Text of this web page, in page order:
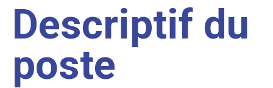
Descriptif du
poste